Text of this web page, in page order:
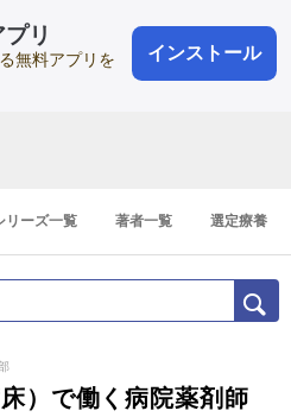
リ
無料アプリを
インストール
会員登録
登録1分
リーズ一覧 著者一覧 選定療養
）で働く病院薬剤師